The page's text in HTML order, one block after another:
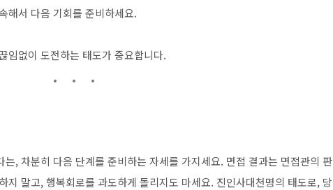
해서 다음 기회를 준비하세요.
임없이 도전하는 태도가 중요합니다.
, 차분히 다음 단계를 준비하는 자세를 가지세요. 면접 결과는 면접관의 판
지 말고, 행복회로를 과도하게 돌리지도 마세요. 진인사대천명의 태도로, 당